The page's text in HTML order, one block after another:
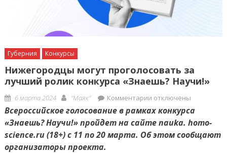
Губерния Конкурсы
Нижегородцы могут проголосовать за
лучший ролик конкурса «Знаешь? Научи!»
Posted
on
6 марта 2024 Author
"Маяк" Комментариик
записи
Нижегородцы
могут
отключены
Всероссийское голосование в рамках конкурса
«Знаешь? Научи!» пройдет на сайте nauka. homo-
science.ru (18+) с 11 по 20 марта. Об этом сообщают
организаторы проекта.